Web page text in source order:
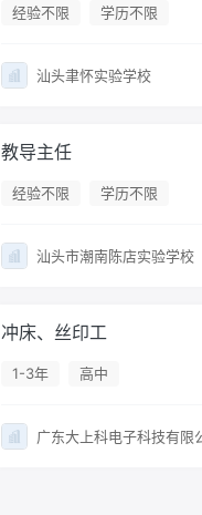
经验不限 学历不限
汕头聿怀实验学校
教导主任
经验不限 学历不限
汕头市潮南陈店实验学校
冲床、丝印工
1-3年 高中
广东大上科电子科技有限